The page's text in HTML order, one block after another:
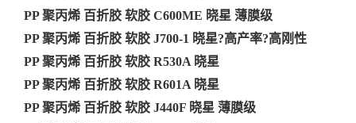
PP 聚丙烯 百折胶 软胶 C600ME 晓星 薄膜级
PP 聚丙烯 百折胶 软胶 J700-1 晓星?高产率?高刚性
PP 聚丙烯 百折胶 软胶 R530A 晓星
PP 聚丙烯 百折胶 软胶 R601A 晓星
PP 聚丙烯 百折胶 软胶 J440F 晓星 薄膜级